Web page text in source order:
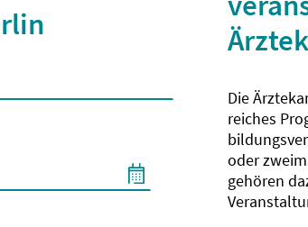
wurden.
Die
reiches
oder
gehören